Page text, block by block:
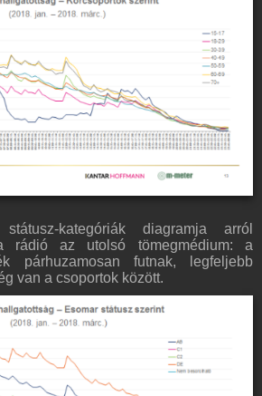
kategóriák diagramja arról
rádió az utolsó tömegmédium: a
párhuzamosan futnak, legfeljebb
van a csoportok között.